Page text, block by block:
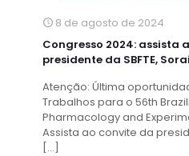
8 de agosto de 2024
Congresso 2024: assista
presidente da SBFTE,
Atenção: Última
Trabalhos para o 56th
Pharmacology and
Assista ao convite da
[…]